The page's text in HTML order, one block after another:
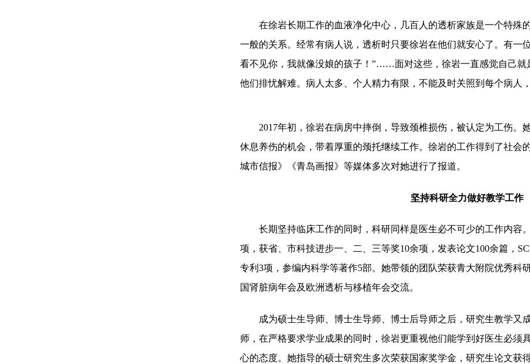
在徐岩长期工作的血液净化中心，几百人的透析家族是一个特殊
一般的关系。经常有病人说，透析时只要徐岩在他们就安心了 。 有一
看不见你， 我就像没娘的孩子！ ”……面对这些， 徐岩一直感觉自己就
他们排忧解难。病人太多、 个人 精力有限，不能及时关照到每个病人
2017年初， 徐岩在病房中摔倒，导致颈椎损伤，被认定为工伤。
休息养伤的机会，带着厚重的颈托继续工作。徐岩的工作得到了社会
城市信报》《青岛画报》 等媒体多次对她进行了报道。
坚持科研全力做好教学工作
长期坚持临床工作的同时，科研同样是医生必不可少的工作内容。
项，获省、市科技进步一、二、三等奖10余项 ， 发表论文100余篇，
专利3项 ， 参编内科学等著作5部。 她带领的团队荣获青大附院优秀科
国肾脏病年会及欧洲透析与移植年会交流。
成为硕士生导师、博士生导师、博士后导师之后，研究生教学又
师，在严格要求学业成果的同时， 徐岩更重视他们能学到好医生必须
心的态度。 她指导的硕士研究生多次荣获国家奖学金 ， 研究生论文获